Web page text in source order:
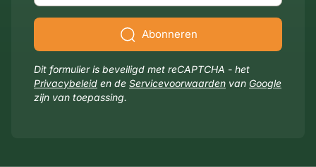
Abonneren
Dit formulier is beveiligd met reCAPTCHA - het
Privacybeleid en de Servicevoorwaarden van Google
zijn van toepassing.